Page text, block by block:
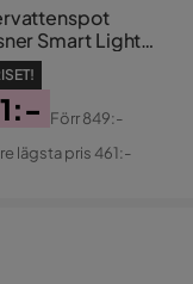
Smart Light
Förr849:-
lägsta pris 461:-